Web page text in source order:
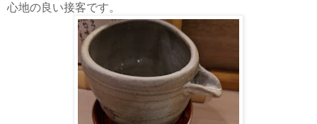
心地の良い接客です。